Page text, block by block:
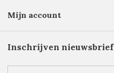
Mijn account
Inschrijven nieuwsbrief